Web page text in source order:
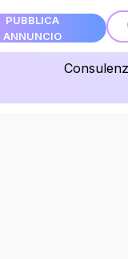
PUBBLICA
ANNUNCIO